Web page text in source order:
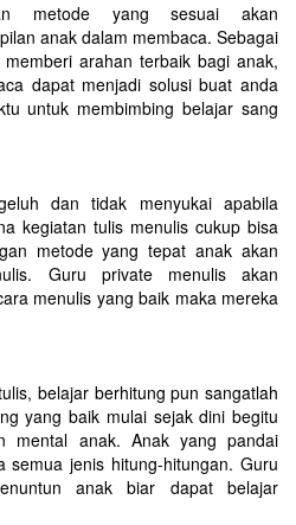
metode yang sesuai akan
anak dalam membaca. Sebagai
arahan terbaik bagi anak,
dapat menjadi solusi buat anda
untuk membimbing belajar sang
dan tidak menyukai apabila
kegiatan tulis menulis cukup bisa
metode yang tepat anak akan
Guru private menulis akan
menulis yang baik maka mereka
belajar berhitung pun sangatlah
yang baik mulai sejak dini begitu
mental anak. Anak yang pandai
semua jenis hitung-hitungan. Guru
anak biar dapat belajar